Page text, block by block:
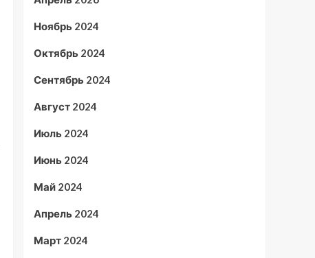
Ноябрь 2024
Октябрь 2024
Сентябрь 2024
Август 2024
Июль 2024
Июнь 2024
Май 2024
Апрель 2024
Март 2024